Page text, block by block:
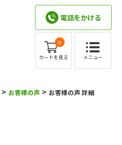
電話をかける
0
カートを見る メニュー
> お客様の声 > お客様の声 詳細